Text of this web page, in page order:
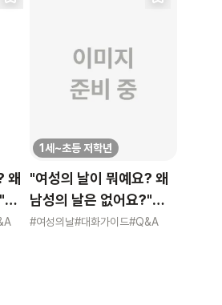
왜
1세~초등 저학년
"여성의 날이 뭐예요? 왜
남성의 날은 없어요?"
묻는 어린이에게 이렇게
#여성의날#대화가이드#Q&A